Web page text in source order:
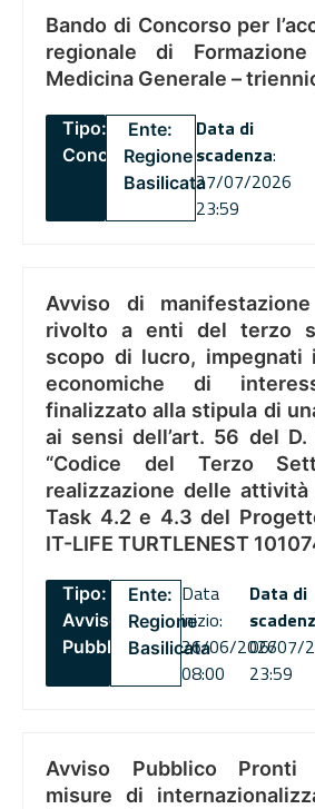
Bando di Concorso per
regionale di
Medicina Generale –
Tipo:
Concorsi
Ente:
Regione
Basilicata
Data di
scadenza:
27/07/2026
23:59
Avviso di
rivolto a enti del terzo
scopo di lucro, impegnati
economiche di
finalizzato alla stipula di
ai sensi dell’art. 56 del D.
“Codice del Terzo
realizzazione delle
Task 4.2 e 4.3 del
IT-LIFE TURTLENEST
Tipo:
Avviso
Pubblico
Ente:
Regione
Basilicata
Data
inizio:
26/06/2026
08:00
Data di
06/07/
23:59
Avviso Pubblico Pronti
misure di